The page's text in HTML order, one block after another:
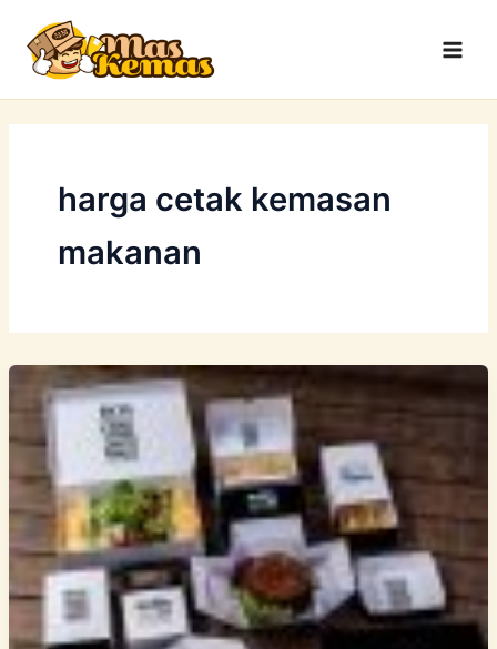
konten
harga cetak kemasan
makanan